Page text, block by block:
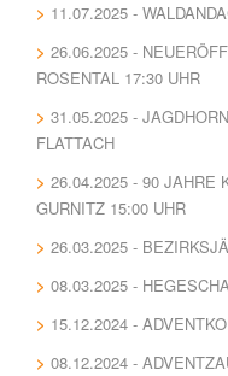
11.07.2025 -
26.06.2025 -
ROSENTAL 17:30 UHR
31.05.2025 -
FLATTACH
26.04.2025 - 90 JAHRE
GURNITZ 15:00 UHR
26.03.2025 -
08.03.2025 -
15.12.2024 -
08.12.2024 -